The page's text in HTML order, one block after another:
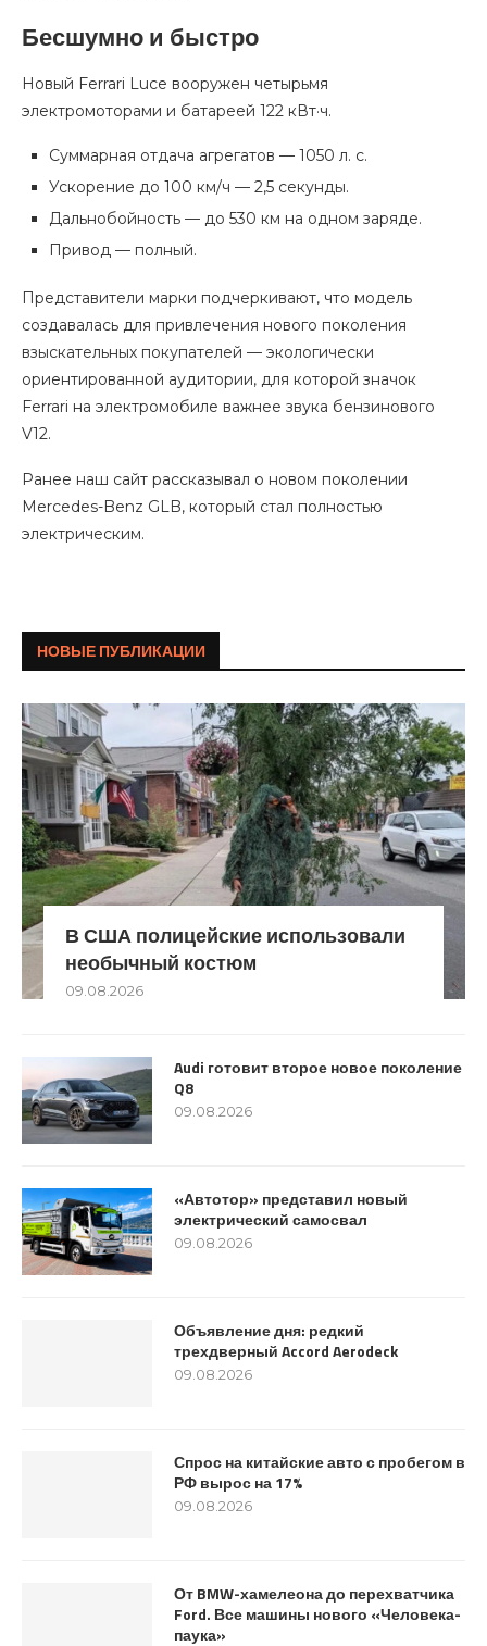
Бесшумно и быстро
Новый Ferrari Luce вооружен четырьмя
электромоторами и батареей 122 кВт·ч.
Суммарная отдача агрегатов — 1050 л. с.
Ускорение до 100 км/ч — 2,5 секунды.
Дальнобойность — до 530 км на одном заряде.
Привод — полный.
Представители марки подчеркивают, что модель
создавалась для привлечения нового поколения
взыскательных покупателей — экологически
ориентированной аудитории, для которой значок
Ferrari на электромобиле важнее звука бензинового
V12.
Ранее наш сайт рассказывал о новом поколении
Mercedes-Benz GLB, который стал полностью
электрическим.
НОВЫЕ ПУБЛИКАЦИИ
В США полицейские использовали
необычный костюм
09.08.2026
Audi готовит второе новое поколение
Q8
09.08.2026
«Автотор» представил новый
электрический самосвал
09.08.2026
Объявление дня: редкий
трехдверный Accord Aerodeck
09.08.2026
Спрос на китайские авто с пробегом в
РФ вырос на 17%
09.08.2026
От BMW-хамелеона до перехватчика
Ford. Все машины нового «Человека-
паука»